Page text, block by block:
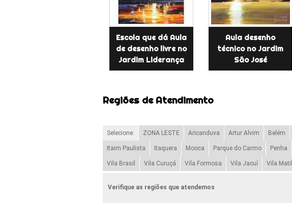
Escola que dá Aula
de desenho livre no
Jardim Liderança
Aula desenho
técnico no Jardim
São José
Regiões de Atendimento
Selecione: ZONA LESTE Aricanduva Artur Alvim Belém
Itaim Paulista Itaquera Mooca Parque do Carmo Penha
Vila Brasil Vila Curuçá Vila Formosa Vila Jacuí Vila
Verifique as regiões que atendemos